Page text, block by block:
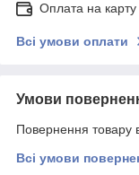
Оплата на
Всі умови оплати
Умови
Повернення товару
Всі умови